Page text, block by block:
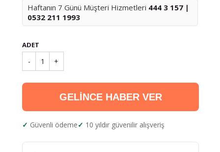
Haftanın 7 Günü Müşteri Hizmetleri 444 3 157 |
0532 211 1993
ADET
- 1 +
GELİNCE HABER VER
Güvenli ödeme 10 yıldır güvenilir alışveriş